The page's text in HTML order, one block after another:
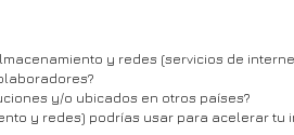
y redes (servicios de
y/o ubicados en otros países?
y redes) podrías usar para acelerar tu